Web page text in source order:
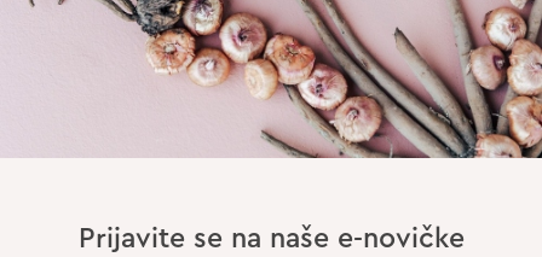
Prijavite se na naše e-novičke